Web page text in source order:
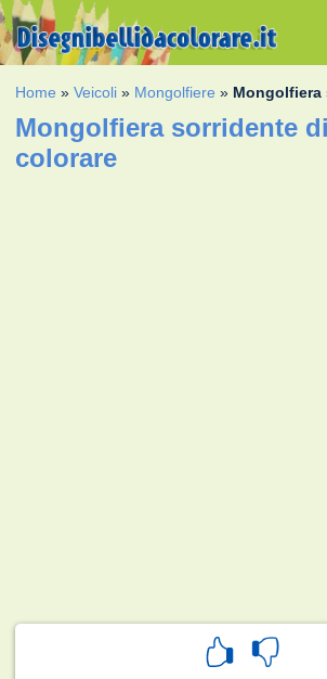
Home »Veicoli » Mongolfiere » Mongolfiera
Mongolfiera sorridente
colorare